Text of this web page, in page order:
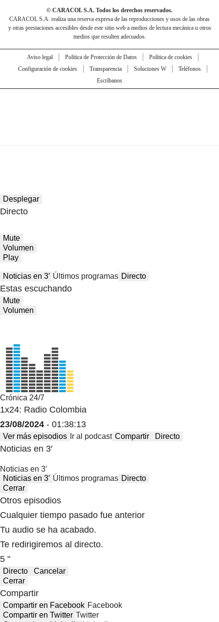
© CARACOL S.A. Todos los derechos reservados.
CARACOL S.A. realiza una reserva expresa de las reproducciones y usos de las obras
y otras prestaciones accesibles desde este sitio web a medios de lectura mecánica u otros
medios que resulten adecuados.
Aviso legal Política de Protección de Datos
Política de cookies
Configuración de cookies
Transparencia Soluciones W
Teléfonos
Escríbanos
Desplegar
Directo
Mute
Volumen
Play
Noticias en 3′ Últimos programas Directo
Estas escuchando
Mute
Volumen
Crónica 24/7
1x24: Radio Colombia
23/08/2024 - 01:38:13
Ver más episodios Ir al podcast Compartir Directo
Noticias en 3′
Noticias en 3′
Noticias en 3′ Últimos programas Directo
Cerrar
Otros episodios
Cualquier tiempo pasado fue anterior
Tu audio se ha acabado.
Te redirigiremos al directo.
5 "
Directo
Cancelar
Cerrar
Compartir
Compartir en Facebook Facebook
Compartir en Twitter Twitter